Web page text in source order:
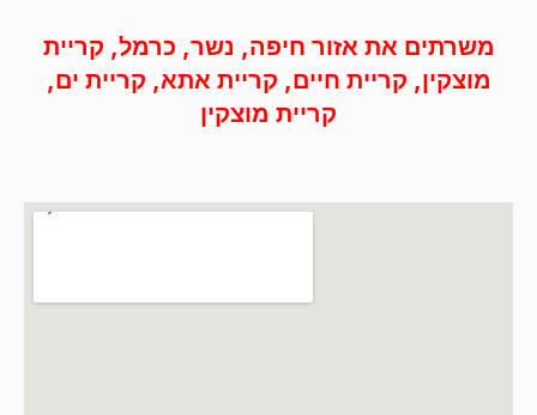
משרתים את אזור חיפה, נשר, כרמל, קריית
מוצקין, קריית חיים, קריית אתא, קריית ים,
קריית מוצקין